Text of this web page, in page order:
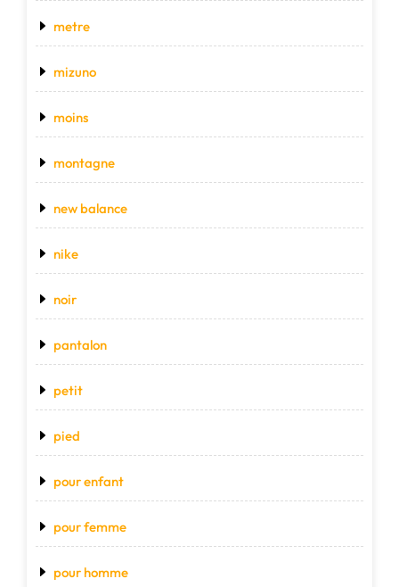
metre
mizuno
moins
montagne
new balance
nike
noir
pantalon
petit
pied
pour enfant
pour femme
pour homme